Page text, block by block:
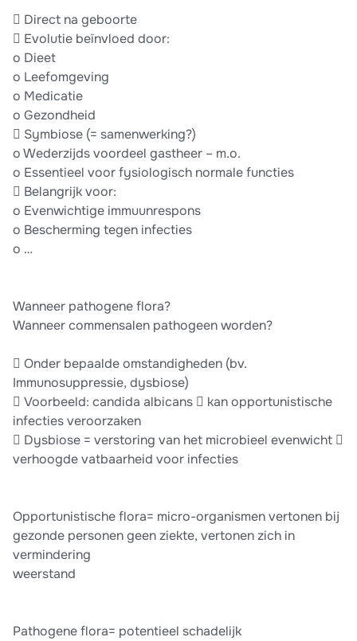
 Direct na geboorte
 Evolutie beïnvloed door:
o Dieet
o Leefomgeving
o Medicatie
o Gezondheid
 Symbiose (= samenwerking?)
o Wederzijds voordeel gastheer – m.o.
o Essentieel voor fysiologisch normale functies
 Belangrijk voor:
o Evenwichtige immuunrespons
o Bescherming tegen infecties
o …
Wanneer pathogene flora?
Wanneer commensalen pathogeen worden?
 Onder bepaalde omstandigheden (bv.
Immunosuppressie, dysbiose)
 Voorbeeld: candida albicans  kan opportunistische
infecties veroorzaken
 Dysbiose = verstoring van het microbieel evenwicht 
verhoogde vatbaarheid voor infecties
Opportunistische flora= micro-organismen vertonen bij
gezonde personen geen ziekte, vertonen zich in
vermindering
weerstand
Pathogene flora= potentieel schadelijk